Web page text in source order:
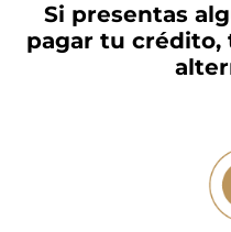
Si presentas
pagar tu crédito,